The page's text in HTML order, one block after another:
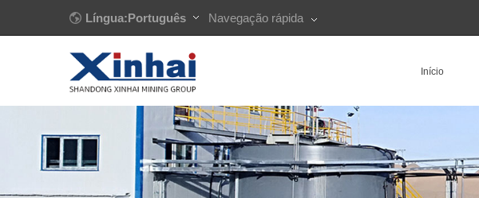
Língua:Português Navegação rápida
Início